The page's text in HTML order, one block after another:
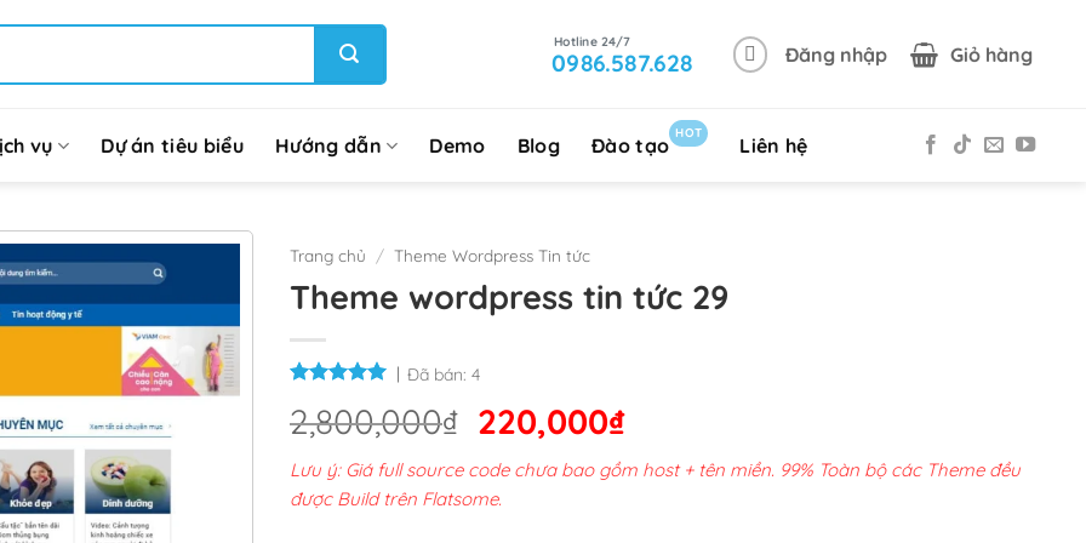
0986.587.628 Đăng nhập Giỏ hàng
vụ Dự án tiêu biểu Hướng dẫn Demo Blog Đào tạo
HOT
Liên hệ
Trang chủ / Theme Wordpress Tin tức
Theme wordpress tin tức 29
Đã bán: 4
2,800,000₫ Giá
gốc
là:
220,000₫Giá
hiện
tại
Lưu ý: Giá full source code chưa bao gồm host + tên miền. 99% Toàn bộ các Theme đều
được Build trên Flatsome.